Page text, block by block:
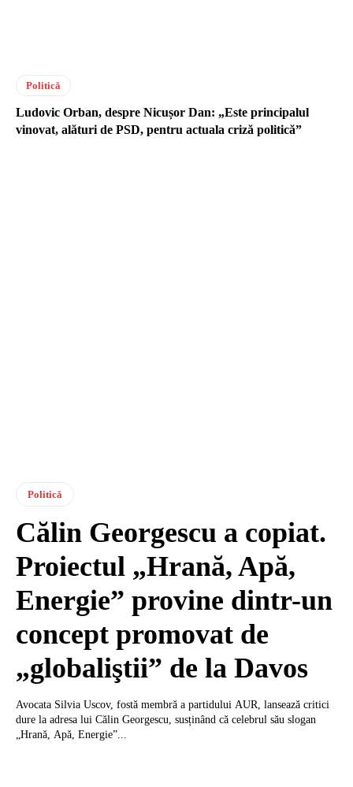
Politică
Ludovic Orban, despre Nicușor Dan: „Este principalul
vinovat, alături de PSD, pentru actuala criză politică”
Politică
Călin Georgescu a copiat.
Proiectul „Hrană, Apă,
Energie” provine dintr-un
concept promovat de
„globaliştii” de la Davos
Avocata Silvia Uscov, fostă membră a partidului AUR, lansează critici
dure la adresa lui Călin Georgescu, susținând că celebrul său slogan
„Hrană, Apă, Energie”...